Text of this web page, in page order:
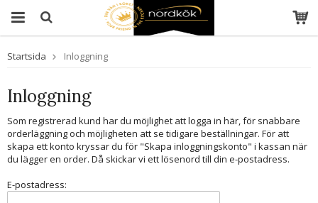
Startsida Inloggning
Inloggning
Som registrerad kund har du möjlighet att logga in här, för snabbare
orderläggning och möjligheten att se tidigare beställningar. För att
skapa ett konto kryssar du för "Skapa inloggningskonto" i kassan när
du lägger en order. Då skickar vi ett lösenord till din e-postadress.
E-postadress: